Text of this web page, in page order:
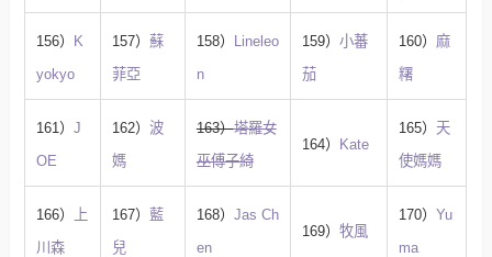
156） K
yokyo
157） 蘇
菲亞
158） Lineleo
n
159） 小蕃
茄
160） 麻
糬
161） J
OE
162） 波
媽
163）塔羅女
巫傅子綺
164） Kate
165） 天
使媽媽
166）
上
川森
167） 藍
兒
168） Jas Ch
en
169） 牧風
170） Yu
ma